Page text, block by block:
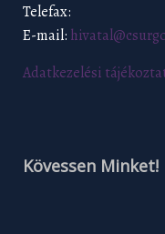
Telefax:
E-mail:
Adatkezelési
Kövessen Minket!